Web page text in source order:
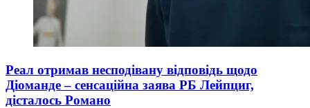
Реал отримав несподівану відповідь щодо
Діоманде – сенсаційна заява РБ Лейпциг,
дісталось Романо